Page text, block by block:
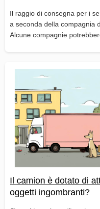
Il raggio di consegna per i
a seconda della compagnia
Alcune compagnie
Il camion è dotato di
oggetti ingombranti?